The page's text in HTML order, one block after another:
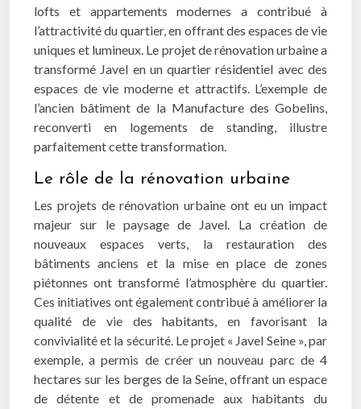
lofts et appartements modernes a contribué à
l’attractivité du quartier, en offrant des espaces de vie
uniques et lumineux. Le projet de rénovation urbaine a
transformé Javel en un quartier résidentiel avec des
espaces de vie moderne et attractifs. L’exemple de
l’ancien bâtiment de la Manufacture des Gobelins,
reconverti en logements de standing, illustre
parfaitement cette transformation.
Le rôle de la rénovation urbaine
Les projets de rénovation urbaine ont eu un impact
majeur sur le paysage de Javel. La création de
nouveaux espaces verts, la restauration des
bâtiments anciens et la mise en place de zones
piétonnes ont transformé l’atmosphère du quartier.
Ces initiatives ont également contribué à améliorer la
qualité de vie des habitants, en favorisant la
convivialité et la sécurité. Le projet « Javel Seine », par
exemple, a permis de créer un nouveau parc de 4
hectares sur les berges de la Seine, offrant un espace
de détente et de promenade aux habitants du